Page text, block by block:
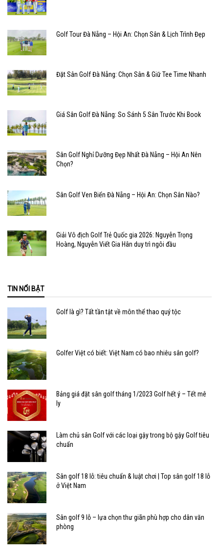
Golf Tour Đà Nẵng – Hội An: Chọn Sân & Lịch Trình Đẹp
Đặt Sân Golf Đà Nẵng: Chọn Sân & Giữ Tee Time Nhanh
Giá Sân Golf Đà Nẵng: So Sánh 5 Sân Trước Khi Book
Sân Golf Nghỉ Dưỡng Đẹp Nhất Đà Nẵng – Hội An Nên
Chọn?
Sân Golf Ven Biển Đà Nẵng – Hội An: Chọn Sân Nào?
Giải Vô địch Golf Trẻ Quốc gia 2026: Nguyễn Trọng
Hoàng, Nguyễn Viết Gia Hân duy trì ngôi đầu
TIN NỔI BẬT
Golf là gì? Tất tần tật về môn thể thao quý tộc
Golfer Việt có biết: Việt Nam có bao nhiêu sân golf?
Bảng giá đặt sân golf tháng 1/2023 Golf hết ý – Tết mê
ly
Làm chủ sân Golf với các loại gậy trong bộ gậy Golf tiêu
chuẩn
Sân golf 18 lỗ: tiêu chuẩn & luật chơi | Top sân golf 18 lỗ
ở Việt Nam
Sân golf 9 lỗ – lựa chọn thư giãn phù hợp cho dân văn
phòng